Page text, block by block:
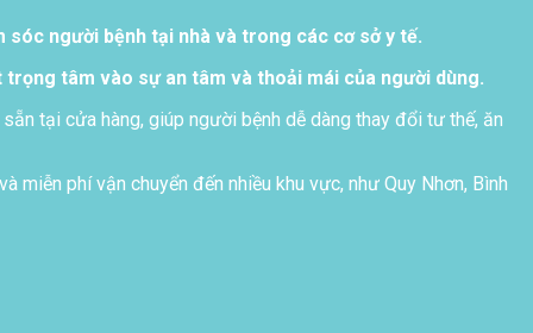
sóc người bệnh tại nhà và trong các cơ sở y tế.
tâm vào sự an tâm và thoải mái của người dùng.
tại cửa hàng, giúp người bệnh dễ dàng thay đổi tư thế, ăn
miễn phí vận chuyển đến nhiều khu vực, như Quy Nhơn, Bình